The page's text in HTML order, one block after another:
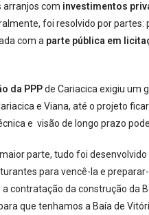
arranjos com investimentos
foi resolvido por partes:
com a parte pública em
da PPPde Cariacica exigiu um
e Viana, até o projeto
e visão de longo prazo
parte, tudo foi
para vencê-la e
a contratação da construção da
que tenhamos a Baía de